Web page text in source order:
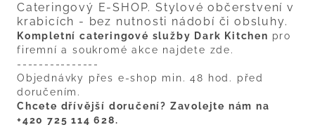
Cateringový E-SHOP. Stylové občerstvení v
krabicích - bez nutnosti nádobí či obsluhy.
Kompletní cateringové služby Dark Kitchen pro
firemní a soukromé akce najdete zde.
---------------
Objednávky přes e-shop min. 48 hod. před
doručením.
Chcete dřívější doručení? Zavolejte nám na
+420 725 114 628.